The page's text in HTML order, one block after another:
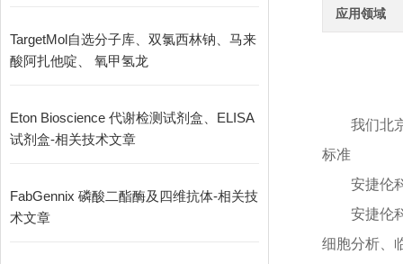
TargetMol自选分子库、双氯西林钠、马来
酸阿扎他啶、 氧甲氢龙
Eton Bioscience 代谢检测试剂盒、ELISA
试剂盒-相关技术文章
FabGennix 磷酸二酯酶及四维抗体-相关技
术文章
应用领域
我们北
标准
安捷伦
安捷伦
细胞分析、